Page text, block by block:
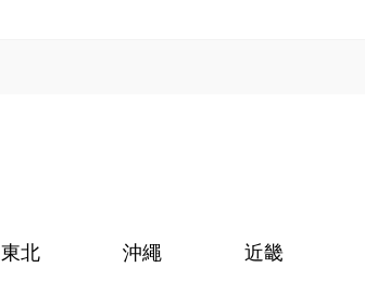
東北 沖繩 近畿